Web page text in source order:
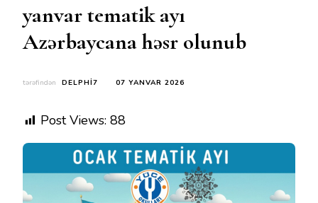
yanvar tematik ayı
Azərbaycana həsr olunub
tərəfindən DELPHI7 07 YANVAR 2026
Post Views: 88